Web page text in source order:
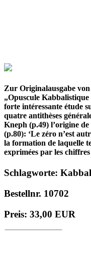
Zur Originalausgabe von
„Opuscule
forte intéressante étude
quatre antithèses
Kneph (p.49) l’origine
(p.80): ‘Le zéro n’est
la formation de laquelle
exprimées par les
Schlagworte:
Bestellnr. 10702
Preis: 33,00 EUR